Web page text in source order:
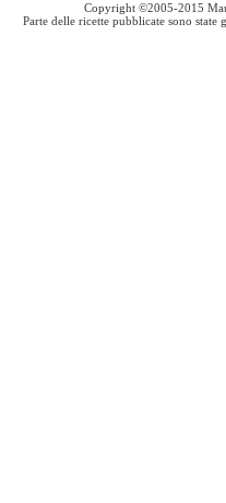
Copyright ©2005-2015
Parte delle ricette pubblicate sono state